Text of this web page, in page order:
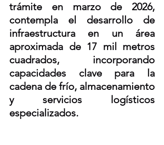
trámite en marzo de 2026,
contempla el desarrollo de
infraestructura en un área
aproximada de 17 mil metros
cuadrados, incorporando
capacidades clave para la
cadena de frío, almacenamiento
y servicios logísticos
especializados.